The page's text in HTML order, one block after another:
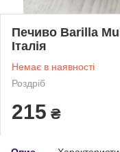
Печиво Barilla
Італія
Немає в наявності
Роздріб
215 ₴